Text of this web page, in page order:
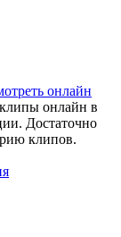
онлайн
онлайн в
Достаточно
клипов.